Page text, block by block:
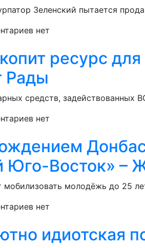
Зеленский пытается
нет
ресурс
Рады
средств,
нет
Юго-Восток» –
мобилизовать молодёжь до 25
нет
идиотская